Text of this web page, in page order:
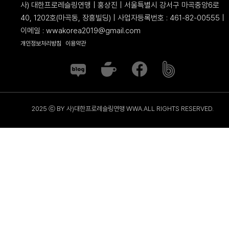
사) 대한프로레슬링연맹 | 홍상진 | 서울특별시 강서구 마곡중앙6로
40, 1202호(마곡동, 장흥빌딩) |
사업자등록번호 : 461-82-00555 |
이메일 : wwakorea2019@gmail.com
개인정보처리방침 이용약관
2025 ⓒ BY 사)대한프로레슬링연맹 WWA.ALL RIGHTS RESERVED.